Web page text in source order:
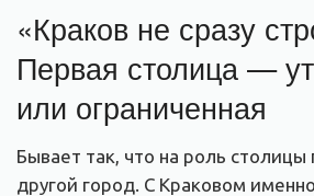
«Краков не сразу
Первая столица —
или ограниченная
Бывает так, что на роль столицы
другой город. С Краковом